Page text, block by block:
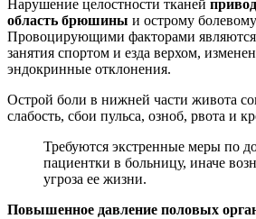
Нарушение целостности тканей
область брюшины и острому
Провоцирующими факторами
занятия спортом и езда верхом,
эндокринные отклонения.
Острой боли в нижней части живота
слабость, сбои пульса, озноб, рвота и
Требуются экстренные меры по
пациентки в больницу, иначе
угроза ее жизни.
Повышенное давление половых